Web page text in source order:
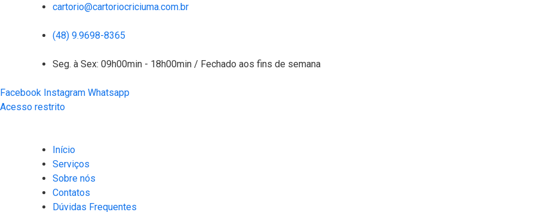
cartorio@cartoriocriciuma.com.br
(48) 9.9698-8365
Seg. à Sex: 09h00min - 18h00min / Fechado aos fins de semana
Facebook Instagram Whatsapp
Acesso restrito
Início
Serviços
Sobre nós
Contatos
Dúvidas Frequentes